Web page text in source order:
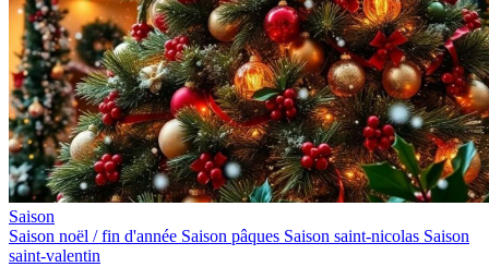
Saison
Saison noël / fin d'année Saison pâques Saison saint-nicolas Saison
saint-valentin